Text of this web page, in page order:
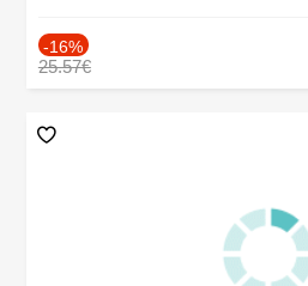
-16%
25.57€